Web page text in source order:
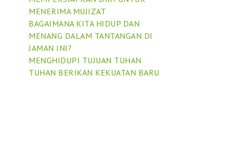
MENERIMA MUJIZAT
BAGAIMANA KITA HIDUP DAN
MENANG DALAM TANTANGAN DI
JAMAN INI?
MENGHIDUPI TUJUAN TUHAN
TUHAN BERIKAN KEKUATAN BARU